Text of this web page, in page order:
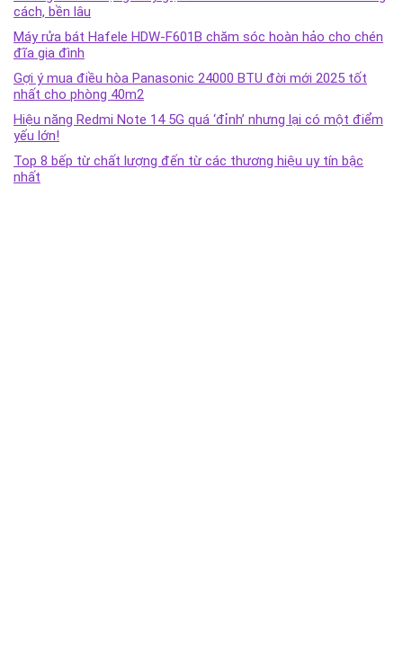
cách, bền lâu
Máy rửa bát Hafele HDW-F601B chăm sóc hoàn hảo cho chén
đĩa gia đình
Gợi ý mua điều hòa Panasonic 24000 BTU đời mới 2025 tốt
nhất cho phòng 40m2
Hiệu năng Redmi Note 14 5G quá ‘đỉnh’ nhưng lại có một điểm
yếu lớn!
Top 8 bếp từ chất lượng đến từ các thương hiệu uy tín bậc
nhất